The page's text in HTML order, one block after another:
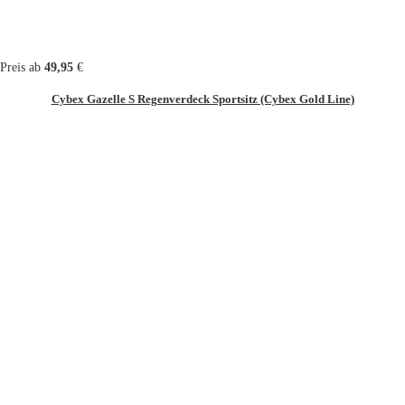
Preis ab 49,95 €
Cybex Gazelle S Regenverdeck Sportsitz (Cybex Gold Line)